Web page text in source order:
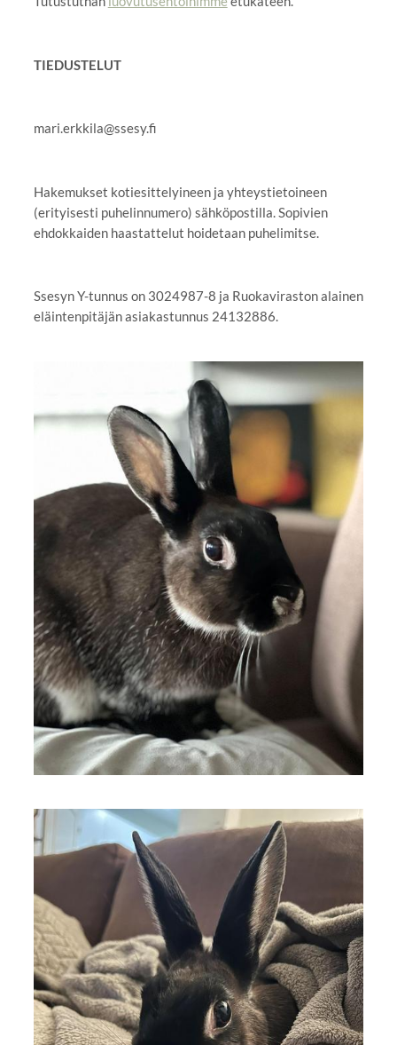
TIEDUSTELUT
mari.erkkila@ssesy.fi
Hakemukset kotiesittelyineen ja yhteystietoineen
(erityisesti puhelinnumero) sähköpostilla. Sopivien
ehdokkaiden haastattelut hoidetaan puhelimitse.
Ssesyn Y-tunnus on 3024987-8 ja Ruokaviraston alainen
eläintenpitäjän asiakastunnus 24132886.